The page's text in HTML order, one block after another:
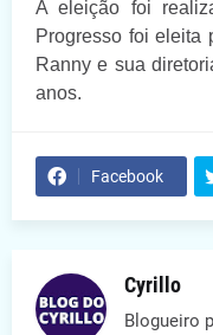
A eleição foi
Progresso foi eleita
Ranny e sua
anos.
Facebook
Cyrillo
Blogueiro